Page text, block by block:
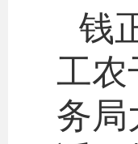
钱
工农
务局